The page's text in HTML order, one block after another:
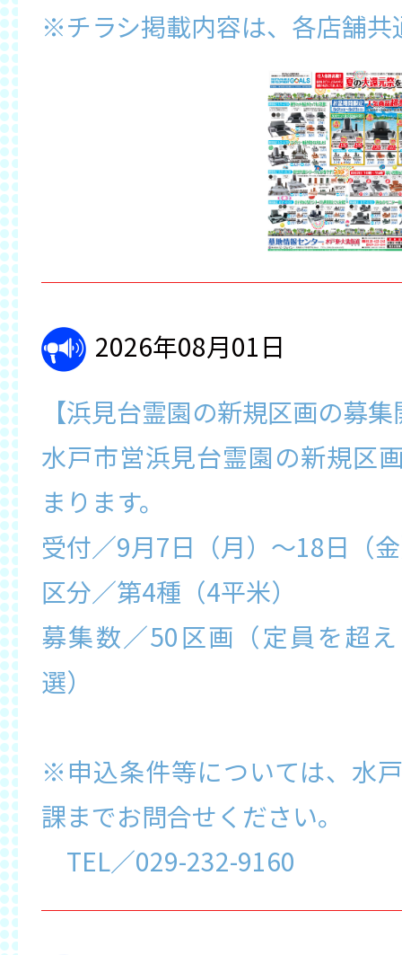
※チラシ掲載内容は、各店舗共
2026年08月01日
【浜見台霊園の新規区画の募
水戸市営浜見台霊園の新規区
まります。
受付／9月7日（月）～18日（
区分／第4種（4平米）
募集数／50区画（定員を超
選）
※申込条件等については、水
課までお問合せください。
TEL／029-232-9160